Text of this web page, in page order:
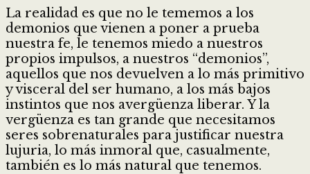
La realidad es que no le tememos a los
demonios que vienen a poner a prueba
nuestra fe, le tenemos miedo a nuestros
propios impulsos, a nuestros “demonios”,
aquellos que nos devuelven a lo más primitivo
y visceral del ser humano, a los más bajos
instintos que nos avergüenza liberar. Y la
vergüenza es tan grande que necesitamos
seres sobrenaturales para justificar nuestra
lujuria, lo más inmoral que, casualmente,
también es lo más natural que tenemos.